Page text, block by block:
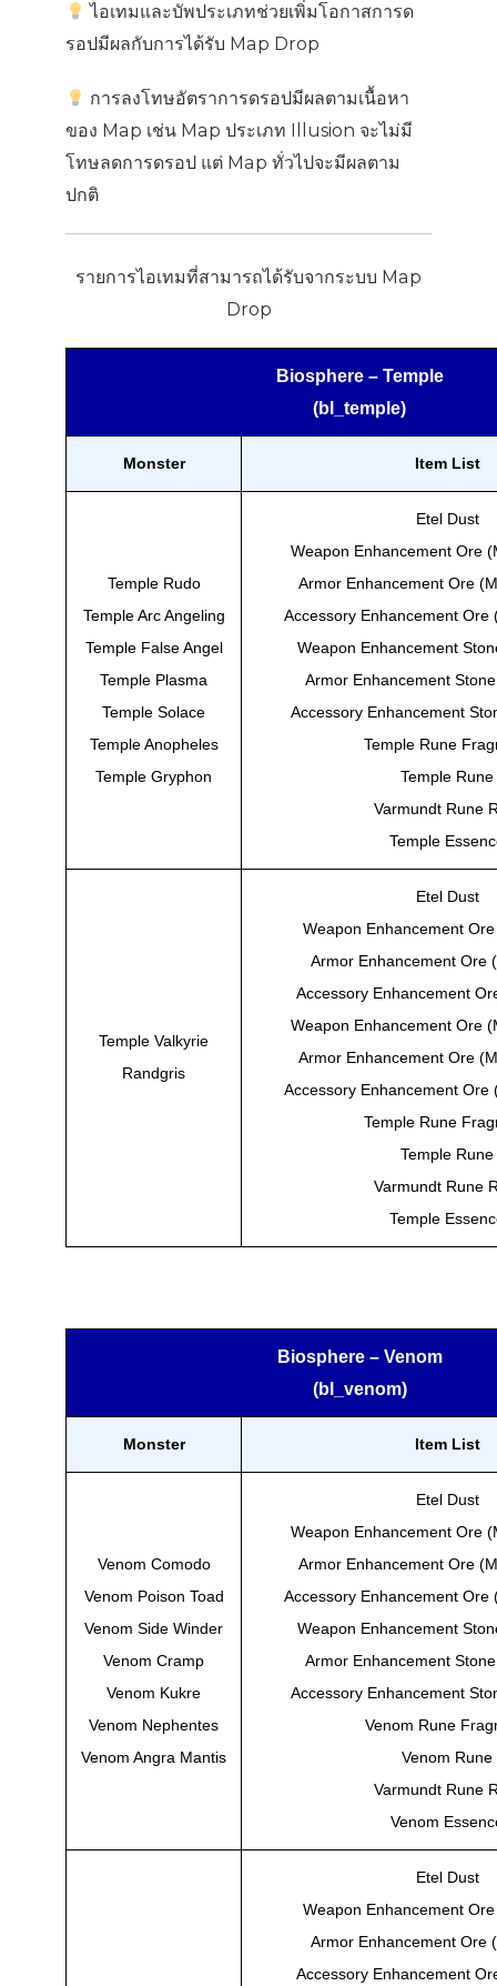
ไอเทมและบัพประเภทช่วยเพิ่มโอกาสการด
รอปมีผลกับการได้รับ Map Drop
การลงโทษอัตราการดรอปมีผลตามเนื้อหา
ของ Map เช่น Map ประเภท Illusion จะไม่มี
โทษลดการดรอป แต่ Map ทั่วไปจะมีผลตาม
ปกติ
รายการไอเทมที่สามารถได้รับจากระบบ Map
Drop
Biosphere – Temple
(bl_temple)
Monster Item List
Temple Rudo
Temple Arc Angeling
Temple False Angel
Temple Plasma
Temple Solace
Temple Anopheles
Temple Gryphon
Etel Dust
Weapon Enhancement Ore
Armor Enhancement Ore
Accessory Enhancement Ore
Weapon Enhancement
Armor Enhancement
Accessory Enhancement
Temple Rune
Temple Rune
Varmundt Rune
Temple
Temple Valkyrie
Randgris
Etel Dust
Weapon Enhancement
Armor Enhancement Ore
Accessory Enhancement
Weapon Enhancement Ore
Armor Enhancement Ore
Accessory Enhancement Ore
Temple Rune
Temple Rune
Varmundt Rune
Temple
Biosphere – Venom
(bl_venom)
Monster Item List
Venom Comodo
Venom Poison Toad
Venom Side Winder
Venom Cramp
Venom Kukre
Venom Nephentes
Venom Angra Mantis
Etel Dust
Weapon Enhancement Ore
Armor Enhancement Ore
Accessory Enhancement Ore
Weapon Enhancement
Armor Enhancement
Accessory Enhancement
Venom Rune
Venom Rune
Varmundt Rune
Venom
Etel Dust
Weapon Enhancement
Armor Enhancement Ore
Accessory Enhancement